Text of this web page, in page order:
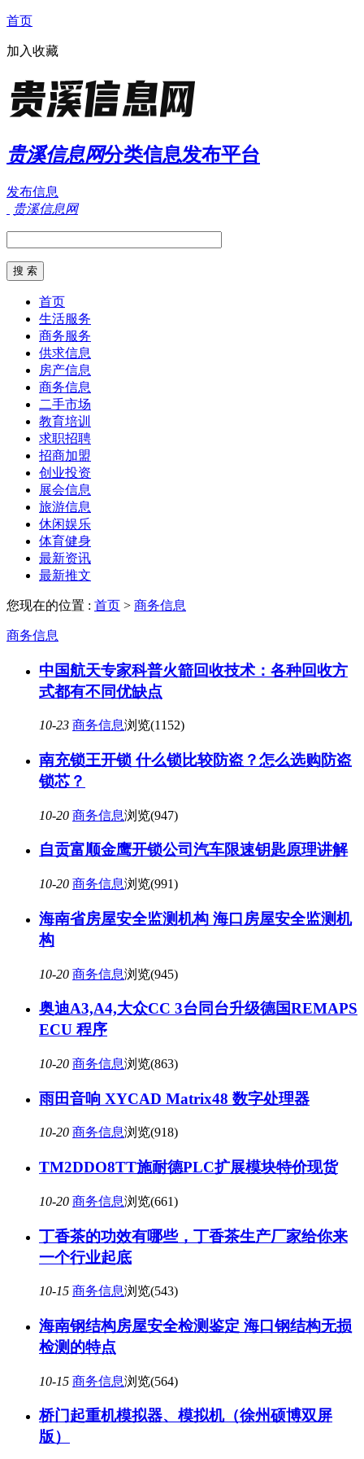
首页
加入收藏
贵溪信息网分类信息发布平台
发布信息
贵溪信息网
首页
生活服务
商务服务
供求信息
房产信息
商务信息
二手市场
教育培训
求职招聘
招商加盟
创业投资
展会信息
旅游信息
休闲娱乐
体育健身
最新资讯
最新推文
您现在的位置 : 首页 > 商务信息
商务信息
中国航天专家科普火箭回收技术：各种回收方
式都有不同优缺点
10-23 商务信息浏览(1152)
南充锁王开锁 什么锁比较防盗？怎么选购防盗
锁芯？
10-20 商务信息浏览(947)
自贡富顺金鹰开锁公司汽车限速钥匙原理讲解
10-20 商务信息浏览(991)
海南省房屋安全监测机构 海口房屋安全监测机
构
10-20 商务信息浏览(945)
奥迪A3,A4,大众CC 3台同台升级德国REMAPS
ECU 程序
10-20 商务信息浏览(863)
雨田音响 XYCAD Matrix48 数字处理器
10-20 商务信息浏览(918)
TM2DDO8TT施耐德PLC扩展模块特价现货
10-20 商务信息浏览(661)
丁香茶的功效有哪些，丁香茶生产厂家给你来
一个行业起底
10-15 商务信息浏览(543)
海南钢结构房屋安全检测鉴定 海口钢结构无损
检测的特点
10-15 商务信息浏览(564)
桥门起重机模拟器、模拟机（徐州硕博双屏
版）